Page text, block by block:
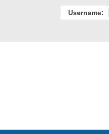
Username: